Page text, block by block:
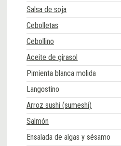
Salsa de soja
Cebolletas
Cebollino
Aceite de girasol
Pimienta blanca molida
Langostino
Arroz sushi (sumeshi)
Salmón
Ensalada de algas y sésamo